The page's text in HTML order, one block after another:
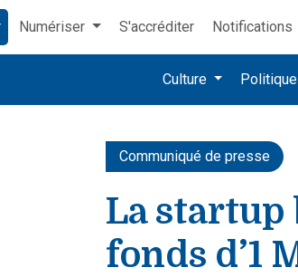
Numériser S'accréditer Notifications
Culture Politique
Communiqué de presse
La
fonds d’1